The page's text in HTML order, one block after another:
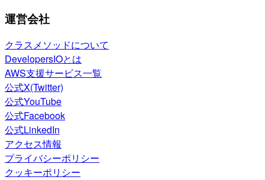
運営会社
クラスメソッドについて
DevelopersIOとは
AWS支援サービス一覧
公式X(Twitter)
公式YouTube
公式Facebook
公式LinkedIn
アクセス情報
プライバシーポリシー
クッキーポリシー